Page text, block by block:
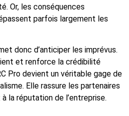
Or, les conséquences
parfois largement les
donc d’anticiper les imprévus.
et renforce la crédibilité
Pro devient un véritable gage de
Elle rassure les partenaires
la réputation de l’entreprise.